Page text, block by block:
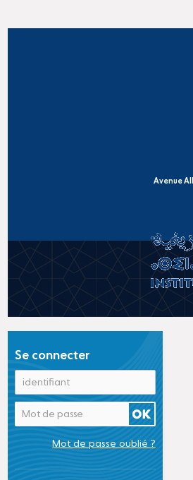
Avenue
Se connecter
Mot de passe oublié ?